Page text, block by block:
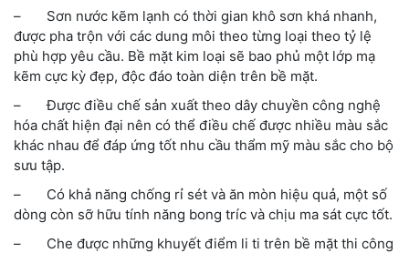
– Sơn nước kẽm lạnh có thời gian khô sơn khá nhanh,
được pha trộn với các dung môi theo từng loại theo tỷ lệ
phù hợp yêu cầu. Bề mặt kim loại sẽ bao phủ một lớp mạ
kẽm cực kỳ đẹp, độc đáo toàn diện trên bề mặt.
– Được điều chế sản xuất theo dây chuyền công nghệ
hóa chất hiện đại nên có thể điều chế được nhiều màu sắc
khác nhau để đáp ứng tốt nhu cầu thẩm mỹ màu sắc cho bộ
sưu tập.
– Có khả năng chống rỉ sét và ăn mòn hiệu quả, một số
dòng còn sỡ hữu tính năng bong tríc và chịu ma sát cực tốt.
– Che được những khuyết điểm li ti trên bề mặt thi công